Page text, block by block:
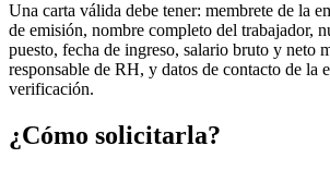
Una carta válida debe tener: membrete de la
de emisión, nombre completo del trabajador,
puesto, fecha de ingreso, salario bruto y neto
responsable de RH, y datos de contacto de la
verificación.
¿Cómo solicitarla?